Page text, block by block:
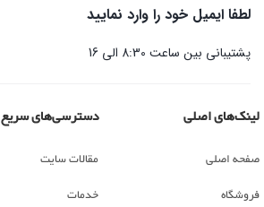
لطفا ایمیل خود را وارد نمایید
پشتیبانی بین ساعت 8:30 الی 16
لینک‌های اصلی
صفحه اصلی
فروشگاه
دسترسی‌های سریع
مقالات سایت
خدمات